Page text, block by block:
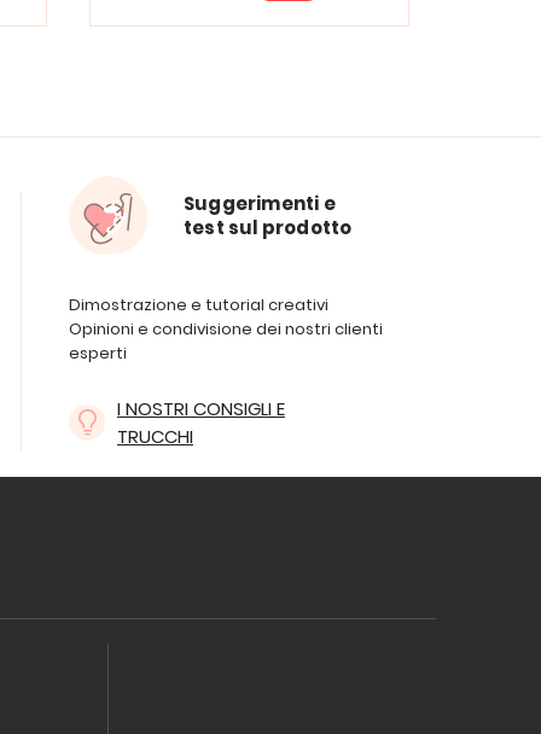
Suggerimenti e
test sul prodotto
Dimostrazione e tutorial creativi
Opinioni e condivisione dei nostri clienti
esperti
I NOSTRI CONSIGLI E
TRUCCHI